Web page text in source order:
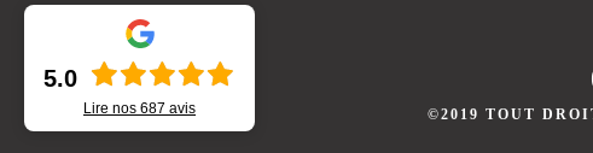
©2019 TOUT
5.0
Lire nos 687 avis